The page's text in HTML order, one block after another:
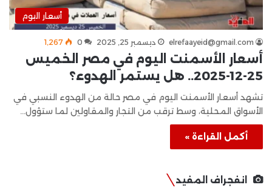
أسعار اليوم
elrefaayeid@gmail.com ديسمبر 25, 2025 0 1٬267
أسعار الأسمنت اليوم في مصر الخميس
25-12-2025.. هل يستمر الهدوء؟
تشهد أسعار الأسمنت اليوم في مصر حالة من الهدوء النسبي في
الأسواق المحلية، وسط ترقب من التجار والمقاولين لما ستؤول…
أكمل القراءة »
انفجراف المفيد